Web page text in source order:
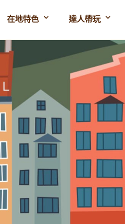
在地特色 達人帶玩